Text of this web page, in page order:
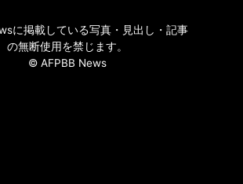
に掲載している写真・見出し・記事
の無断使用を禁じます。
© AFPBB News